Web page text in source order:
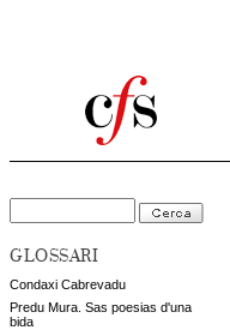
GLOSSARI
Condaxi Cabrevadu
Predu Mura. Sas poesias d'una
bida